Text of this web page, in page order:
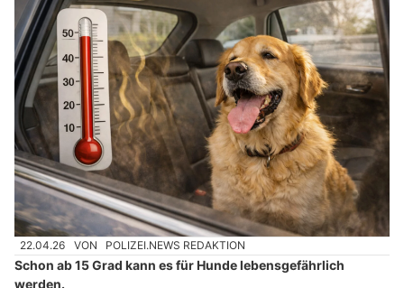
22.04.26 VON POLIZEI.NEWS REDAKTION
Schon ab 15 Grad kann es für Hunde lebensgefährlich
werden.